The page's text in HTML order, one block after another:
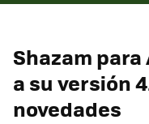
Shazam
a su versión
novedades